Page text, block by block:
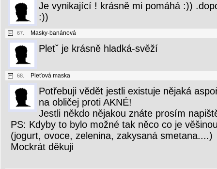
Je vynikající ! krásně mi pomáhá :))
:))
67. Masky-banánová
Pletˇ je krásně hladká-svěží
68. Pleťová maska
Potřebuji vědět jestli existuje nějaká
na obličej proti AKNÉ!
Jestli někdo nějakou znáte prosím
PS: Kdyby to bylo možné tak něco co je
(jogurt, ovoce, zelenina, zakysaná smetana....)
Mockrát děkuji